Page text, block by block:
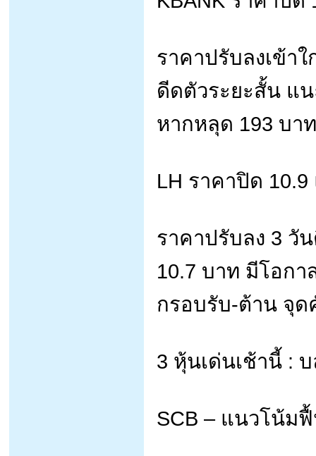
ราคาปรับลงเข้า
ดีดตัวระยะสั้น แ
หากหลุด 193 บา
LH ราคาปิด
ราคาปรับลง 3 วั
10.7 บาท มีโอก
กรอบรับ-ต้าน จุด
3 หุ้นเด่นเช้านี้ :
SCB – แนวโน้ม